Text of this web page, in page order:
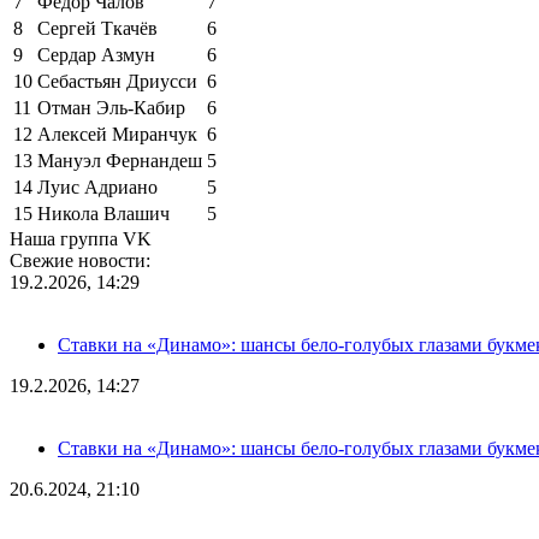
8
Сергей Ткачёв
6
9
Сердар Азмун
6
10 Себастьян Дриусси 6
11 Отман Эль-Кабир
6
12 Алексей Миранчук 6
13 Мануэл Фернандеш 5
14 Луис Адриано
5
15 Никола Влашич
5
Наша группа VK
Свежие новости:
19.2.2026, 14:29
Ставки на «Динамо»: шансы бело-голубых глазами
19.2.2026, 14:27
Ставки на «Динамо»: шансы бело-голубых глазами
20.6.2024, 21:10